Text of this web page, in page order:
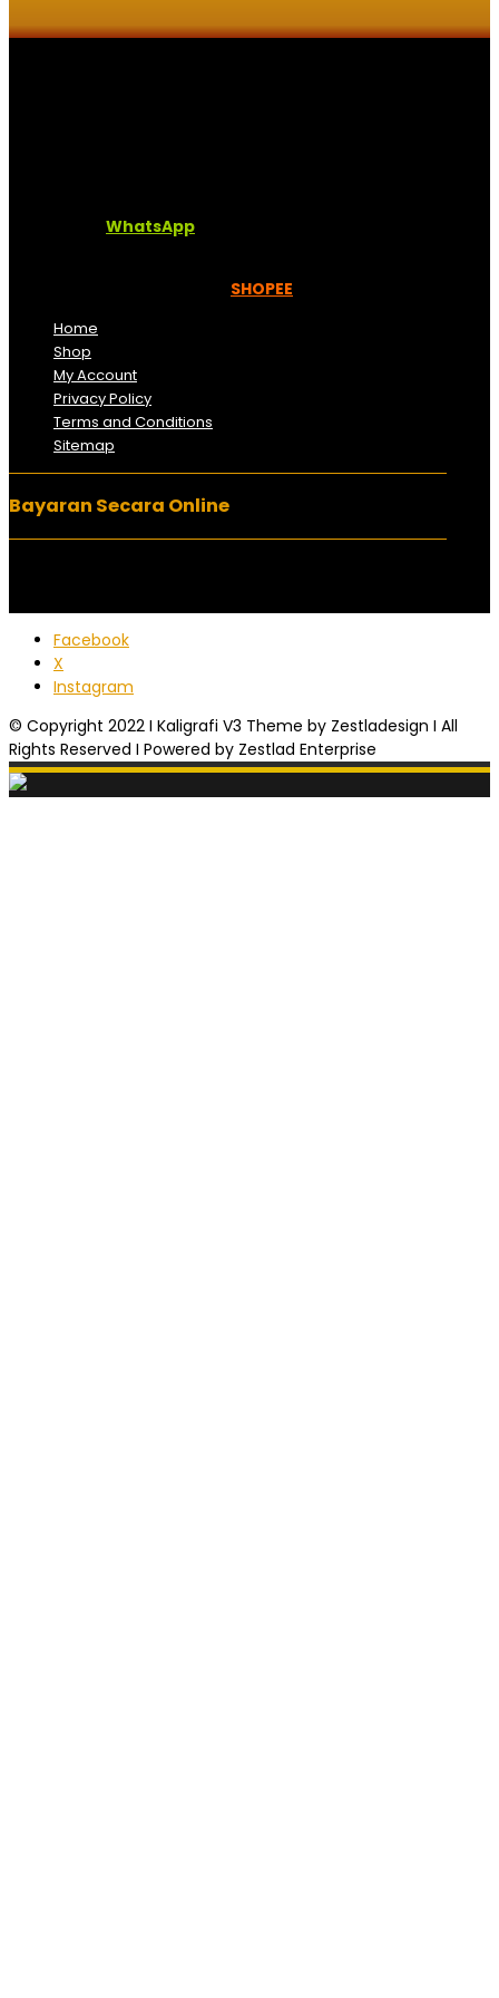
WhatsApp
SHOPEE
Home
Shop
My Account
Privacy Policy
Terms and Conditions
Sitemap
Bayaran Secara Online
Facebook
X
Instagram
© Copyright 2022 I Kaligrafi V3 Theme by Zestladesign I All
Rights Reserved I Powered by Zestlad Enterprise